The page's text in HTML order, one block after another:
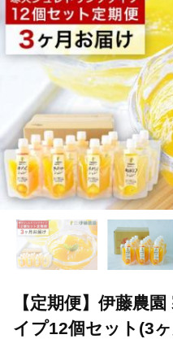
TOP フルーツ ほかの
TOP 定期便 【定期便
パン・菓子類 洋
【定期便】伊藤農
イプ12個セット(3